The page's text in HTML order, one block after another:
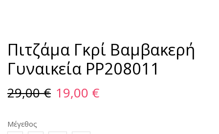
Πιτζάμα Γκρί Βαμβακερή
Γυναικεία PP208011
29,00€ 19,00 €
Μέγεθος